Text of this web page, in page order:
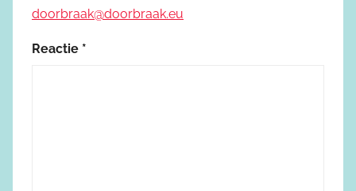
doorbraak@doorbraak.eu
Reactie *